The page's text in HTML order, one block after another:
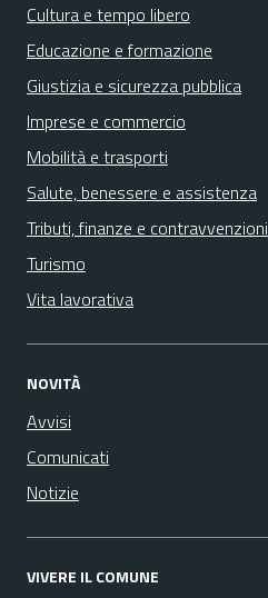
Cultura e tempo libero
Educazione e formazione
Giustizia e sicurezza pubblica
Imprese e commercio
Mobilità e trasporti
Salute, benessere e assistenza
Tributi, finanze e contravvenzioni
Turismo
Vita lavorativa
NOVITÀ
Avvisi
Comunicati
Notizie
VIVERE IL COMUNE